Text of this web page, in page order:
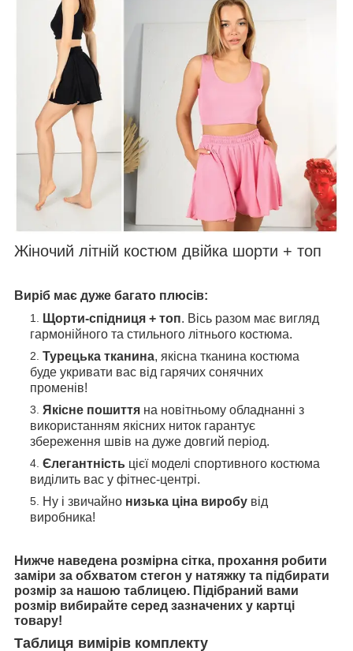
Жіночий літній костюм двійка шорти + топ
Виріб має дуже багато плюсів:
Щорти-спідниця + топ. Вісь разом має вигляд
гармонійного та стильного літнього костюма.
Турецька тканина, якісна тканина костюма
буде укривати вас від гарячих сонячних
променів!
Якісне пошиття на новітньому обладнанні з
використанням якісних ниток гарантує
збереження швів на дуже довгий період.
Єлегантність цієї моделі спортивного костюма
виділить вас у фітнес-центрі.
Ну і звичайно низька ціна виробу від
виробника!
Нижче наведена розмірна сітка, прохання робити
заміри за обхватом стегон у натяжку та підбирати
розмір за нашою таблицею. Підібраний вами
розмір вибирайте серед зазначених у картці
товару!
Таблиця вимірів комплекту